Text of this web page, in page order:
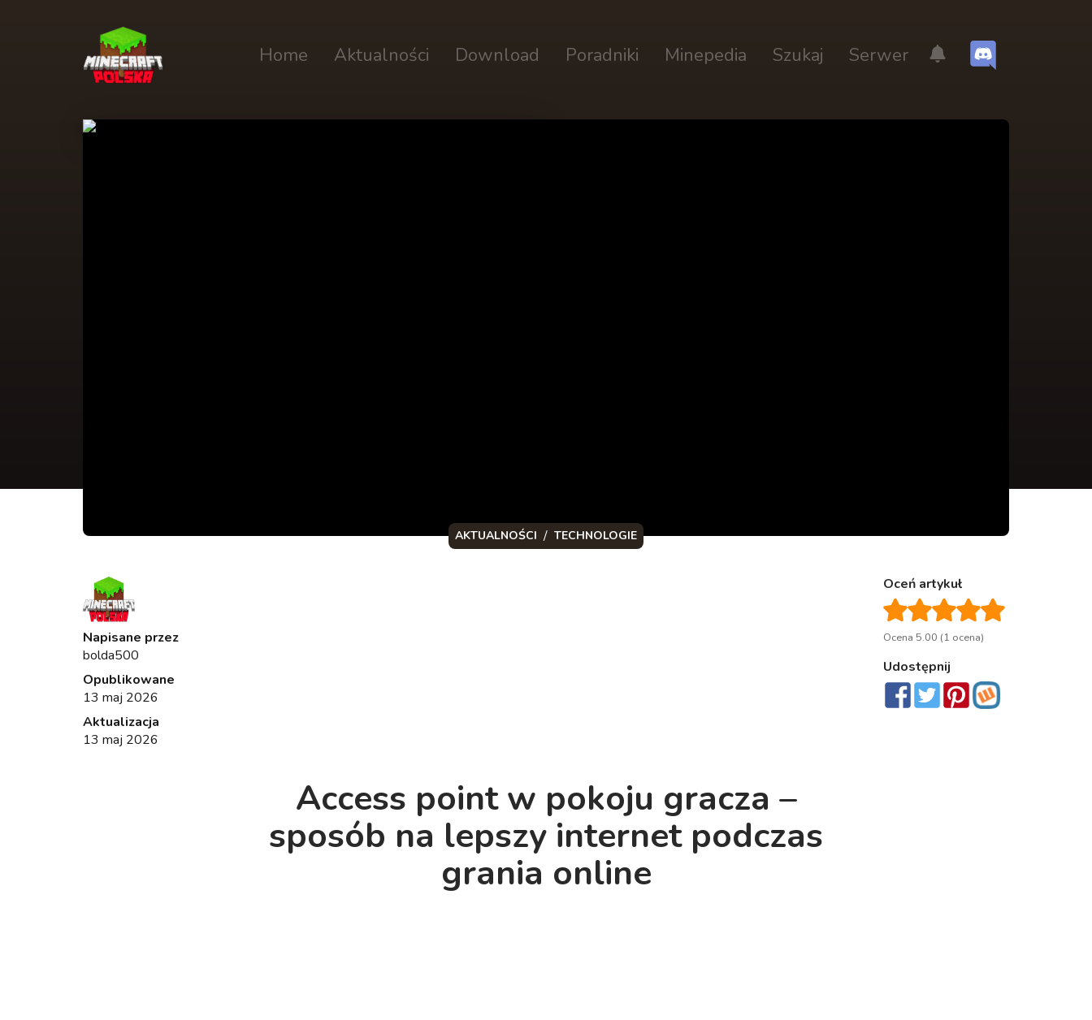
Home Aktualności Download Poradniki Minepedia Szukaj Serwer
AKTUALNOŚCI / TECHNOLOGIE
Napisane przez
bolda500
Opublikowane
13 maj 2026
Aktualizacja
13 maj 2026
Access point w pokoju gracza –
sposób na lepszy internet podczas
grania online
Oceń artykuł
Ocena 5.00 (1 ocena)
Udostępnij